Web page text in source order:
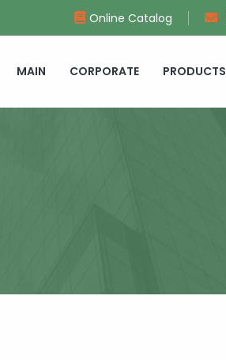
Online Catalog
MAIN CORPORATE PRODUCTS